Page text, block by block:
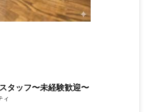
タッフ〜未経験歓迎〜
ィ